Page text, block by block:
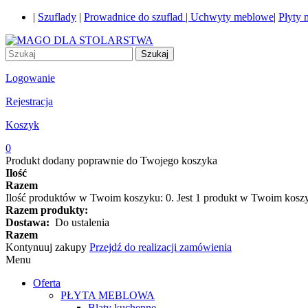
| Szuflady | Prowadnice do szuflad | Uchwyty meblowe| Płyty
Szukaj
Logowanie
Rejestracja
Koszyk
0
Produkt dodany poprawnie do Twojego koszyka
Ilość
Razem
Ilość produktów w Twoim koszyku: 0. Jest 1 produkt w Twoim
Razem produkty:
Dostawa: Do ustalenia
Razem
Kontynuuj zakupy Przejdź do realizacji zamówienia
Menu
Oferta
PŁYTA MEBLOWA